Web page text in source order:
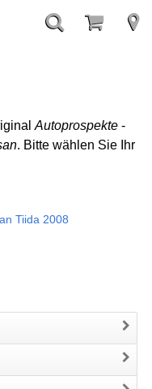
Autoprospekte -
. Bitte wählen Sie Ihr
Tiida 2008